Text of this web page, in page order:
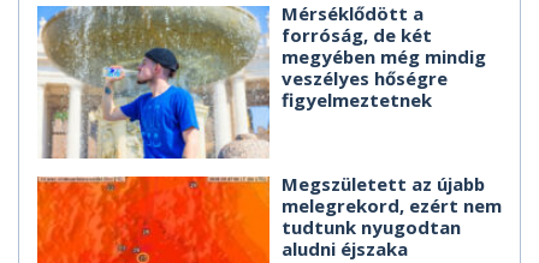
Mérséklődött a
forróság, de két
megyében még mindig
veszélyes hőségre
figyelmeztetnek
Megszületett az újabb
melegrekord, ezért nem
tudtunk nyugodtan
aludni éjszaka